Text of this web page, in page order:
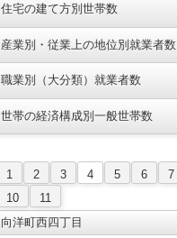
住宅の建て方別世帯数
産業別・従業上の地位別就業者数
職業別（大分類）就業者数
世帯の経済構成別一般世帯数
1 2 3 4 5 6 7
10
11
向洋町西四丁目